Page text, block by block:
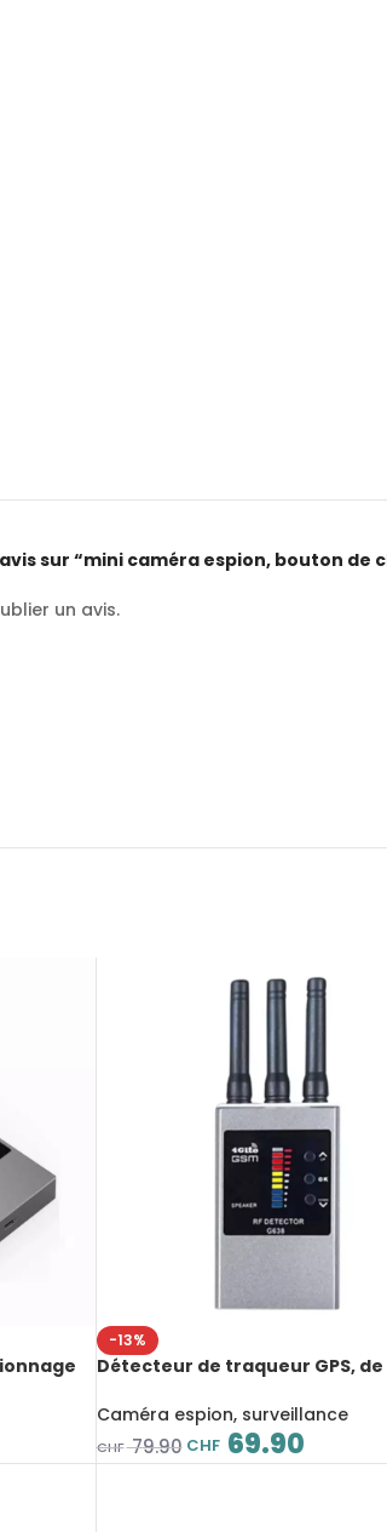
sur “mini caméra espion, bouton de
un avis.
-13%
Détecteur de traqueur GPS,
personnelle, gris
Caméra espion, surveillance
CHF79.90 CHF 69.90